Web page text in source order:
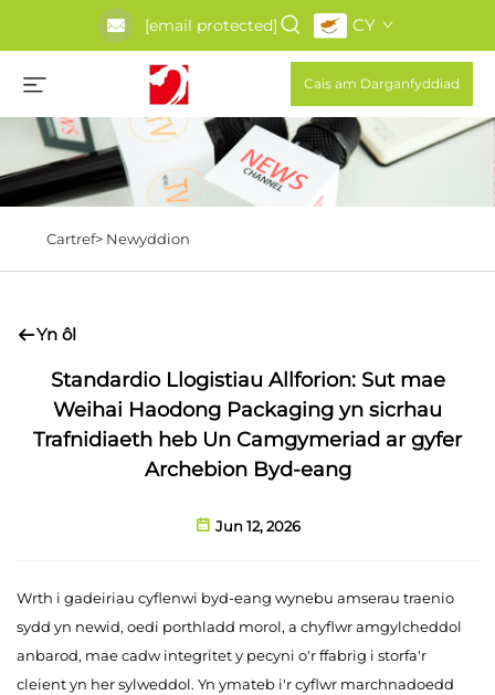
[email protected] CY
Cais am Darganfyddiad
Cartref> Newyddion
Yn ôl
Standardio Llogistiau Allforion: Sut mae
Weihai Haodong Packaging yn sicrhau
Trafnidiaeth heb Un Camgymeriad ar gyfer
Archebion Byd-eang
Jun 12, 2026
Wrth i gadeiriau cyflenwi byd-eang wynebu amserau traenio
sydd yn newid, oedi porthladd morol, a chyflwr amgylcheddol
anbarod, mae cadw integritet y pecyni o'r ffabrig i storfa'r
cleient yn her sylweddol. Yn ymateb i'r cyflwr marchnadoedd